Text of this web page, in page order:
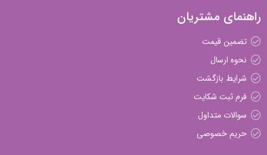
راهنمای مشتریان
تضمین قیمت
نحوه ارسال
شرایط بازگشت
فرم ثبت شکایت
سوالات متداول
حریم خصوصی